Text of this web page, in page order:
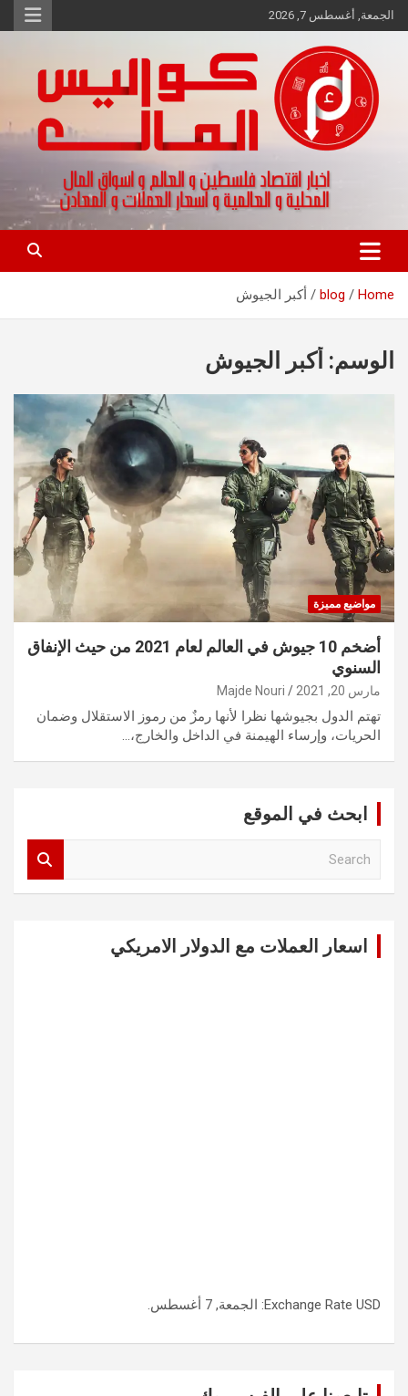
Skip
to
الجمعة, أغسطس 7, 2026
كواليس المال
اخبار اقتصاد فلسطين و العالم و تقارير اسواق المال و العملات
Home
blog أكبر الجيوش
الوسم: أكبر الجيوش
مواضيع مميزة
أضخم 10 جيوش في العالم لعام 2021 من حيث الإنفاق
السنوي
مارس 20, 2021 Majde Nouri
تهتم الدول بجيوشها نظرا لأنها رمزٌ من رموز الاستقلال وضمان
الحريات، وإرساء الهيمنة في الداخل والخارج،…
ابحث في الموقع
اسعار العملات مع الدولار الامريكي
Exchange Rate USD : الجمعة, 7 أغسطس.